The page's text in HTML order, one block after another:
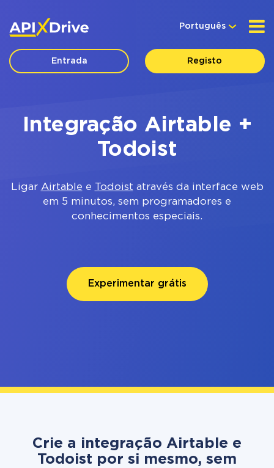
Português
Entrada Registo
Integração Airtable +
Todoist
Ligar Airtable e Todoist através da interface web
em 5 minutos, sem programadores e
conhecimentos especiais.
Experimentar grátis
Crie a integração Airtable e
Todoist por si mesmo, sem